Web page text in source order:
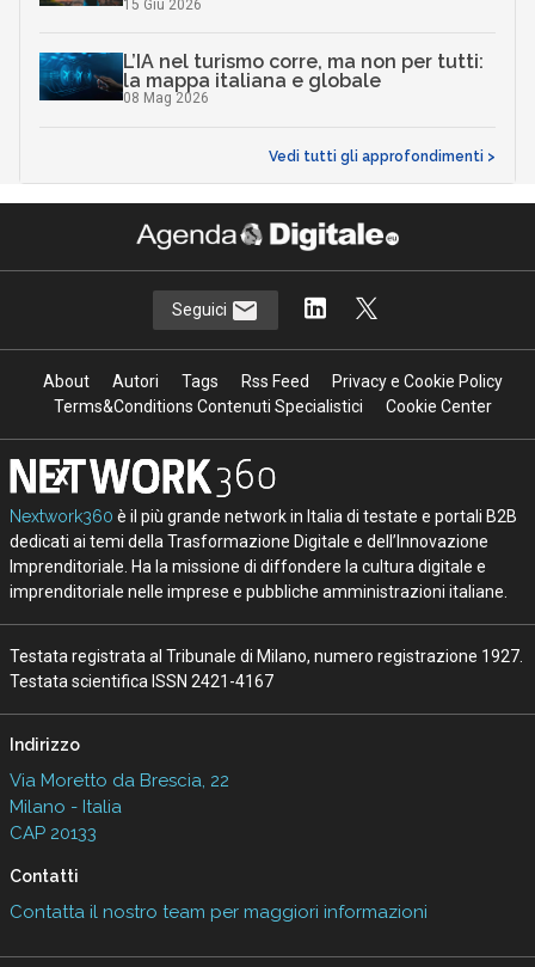
15 Giu 2026
L’IA nel turismo corre, ma non per tutti:
la mappa italiana e globale
08 Mag 2026
Vedi tutti gli approfondimenti >
Seguici
About Autori Tags Rss Feed
Privacy e Cookie Policy
Terms&Conditions Contenuti Specialistici
Cookie Center
Nextwork360 è il più grande network in Italia di testate e portali B2B
dedicati ai temi della Trasformazione Digitale e dell’Innovazione
Imprenditoriale. Ha la missione di diffondere la cultura digitale e
imprenditoriale nelle imprese e pubbliche amministrazioni italiane.
Testata registrata al Tribunale di Milano, numero registrazione 1927.
Testata scientifica ISSN 2421-4167
Indirizzo
Via Moretto da Brescia, 22
Milano - Italia
CAP 20133
Contatti
Contatta il nostro team per maggiori informazioni